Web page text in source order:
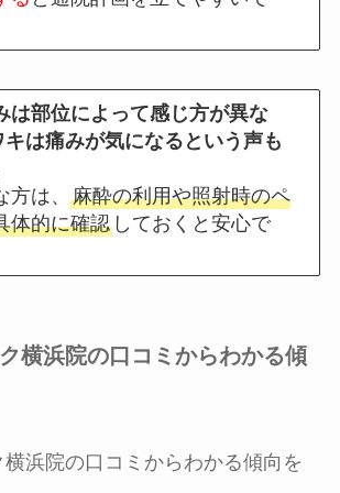
は部位によって感じ方が異な
キは痛みが気になるという声も
方は、麻酔の利用や照射時のペ
体的に確認 しておくと安心で
横浜院の口コミからわかる傾
横浜院の口コミからわかる傾向を